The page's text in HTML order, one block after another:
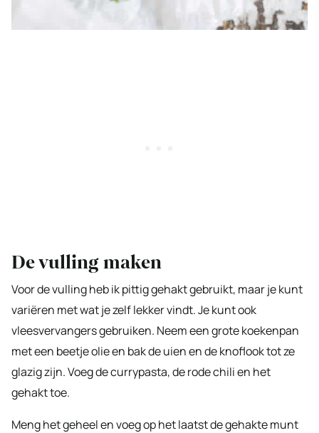
De vulling maken
Voor de vulling heb ik pittig gehakt gebruikt, maar je kunt
variëren met wat je zelf lekker vindt. Je kunt ook
vleesvervangers gebruiken. Neem een grote koekenpan
met een beetje olie en bak de uien en de knoflook tot ze
glazig zijn. Voeg de currypasta, de rode chili en het
gehakt toe.
Meng het geheel en voeg op het laatst de gehakte munt